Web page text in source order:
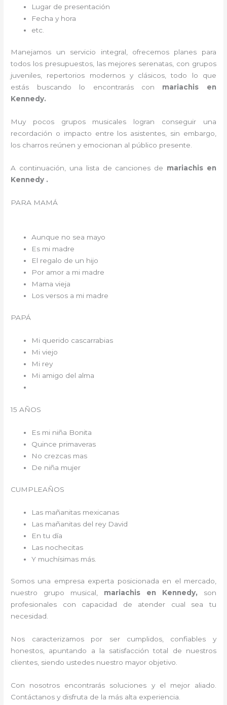
Lugar de presentación
Fecha y hora
etc.
Manejamos un servicio integral, ofrecemos planes para
todos los presupuestos, las mejores serenatas, con grupos
juveniles, repertorios modernos y clásicos, todo lo que
estás buscando lo encontrarás con mariachis en
Kennedy.
Muy pocos grupos musicales logran conseguir una
recordación o impacto entre los asistentes, sin embargo,
los charros reúnen y emocionan al público presente.
A continuación, una lista de canciones de mariachis en
Kennedy .
PARA MAMÁ
Aunque no sea mayo
Es mi madre
El regalo de un hijo
Por amor a mi madre
Mama vieja
Los versos a mi madre
PAPÁ
Mi querido cascarrabias
Mi viejo
Mi rey
Mi amigo del alma
15 AÑOS
Es mi niña Bonita
Quince primaveras
No crezcas mas
De niña mujer
CUMPLEAÑOS
Las mañanitas mexicanas
Las mañanitas del rey David
En tu día
Las nochecitas
Y muchísimas más.
Somos una empresa experta posicionada en el mercado,
nuestro grupo musical, mariachis en Kennedy, son
profesionales con capacidad de atender cual sea tu
necesidad.
Nos caracterizamos por ser cumplidos, confiables y
honestos, apuntando a la satisfacción total de nuestros
clientes, siendo ustedes nuestro mayor objetivo.
Con nosotros encontrarás soluciones y el mejor aliado.
Contáctanos y disfruta de la más alta experiencia.